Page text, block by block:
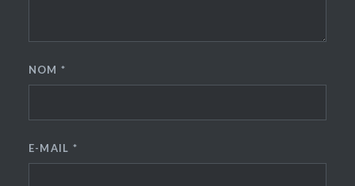
NOM*
E-MAIL *